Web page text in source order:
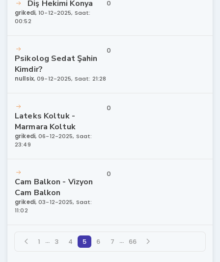
Diş Hekimi Konya
grikedi,10-12-2025, Saat:
00:52
0
Psikolog Sedat Şahin
Kimdir?
nullsix,09-12-2025, Saat: 21:28
0
Lateks Koltuk -
Marmara Koltuk
grikedi,06-12-2025, Saat:
23:49
0
Cam Balkon - Vizyon
Cam Balkon
grikedi,03-12-2025, Saat:
11:02
0
1 … 3 4 5 6 7 … 66